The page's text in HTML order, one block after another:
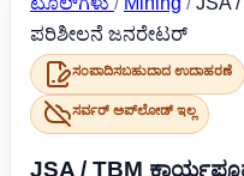
ಪರಿಶೀಲನೆ ಜನರೇಟರ್
ಸಂಪಾದಿಸಬಹುದಾದ ಉದಾಹರಣೆ
ಸರ್ವರ್ ಅಪ್‌ಲೋಡ್ ಇಲ್ಲ
JSA / TBM